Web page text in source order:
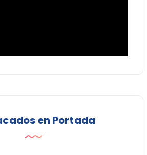
en Portada